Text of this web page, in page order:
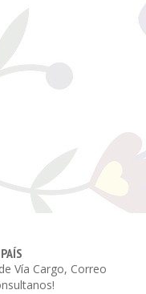
Vía Cargo, Correo